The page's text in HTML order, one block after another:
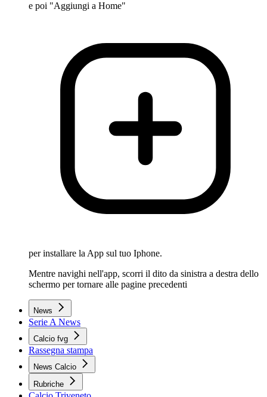
e poi "Aggiungi a Home"
per installare la App sul tuo Iphone.
Mentre navighi nell'app, scorri il dito da sinistra a destra dello
schermo per tornare alle pagine precedenti
News
Serie A News
Calcio fvg
Rassegna stampa
News Calcio
Rubriche